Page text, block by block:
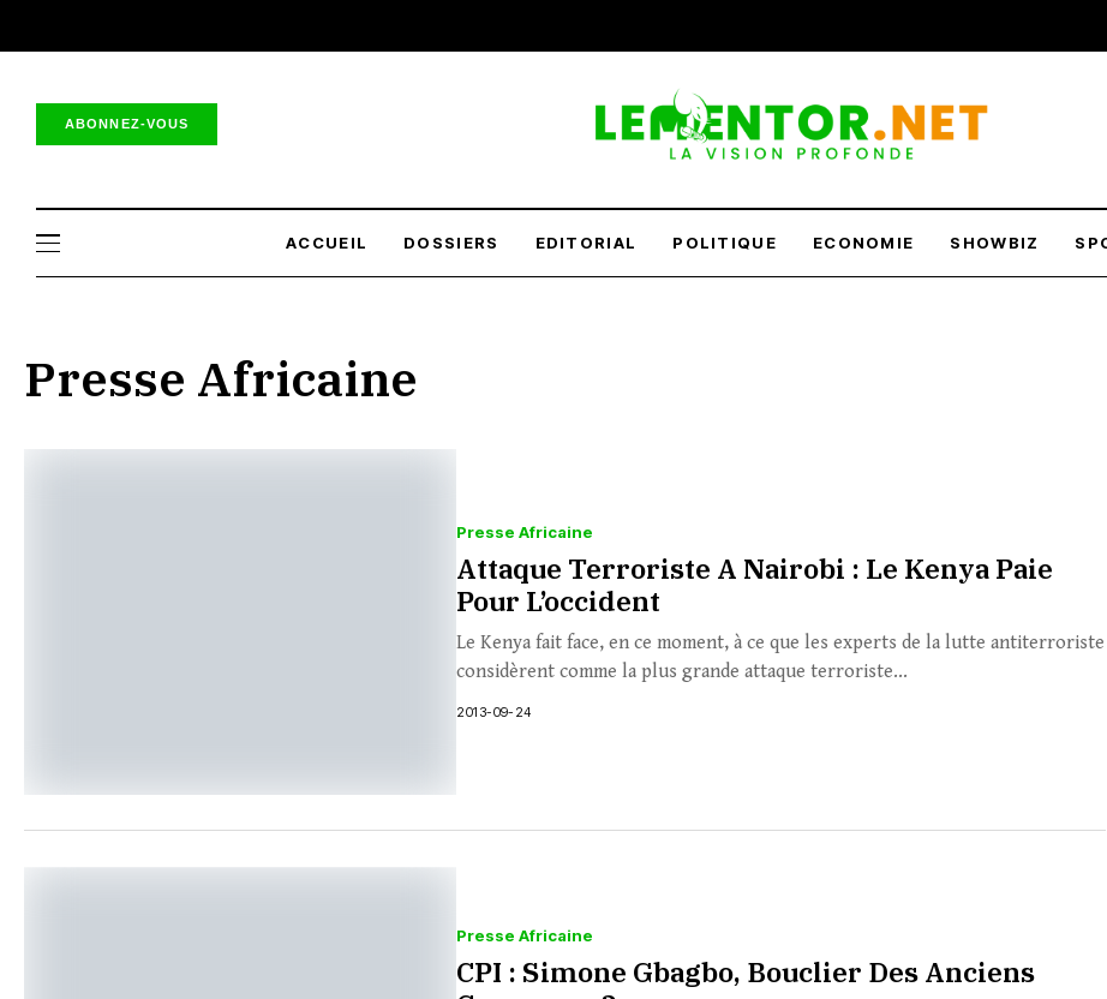
ABONNEZ-VOUS
ACCUEIL DOSSIERS EDITORIAL POLITIQUE ECONOMIE SHOWBIZ
Presse Africaine
Presse Africaine
Attaque Terroriste A Nairobi : Le Kenya Paie
Pour L’occident
Le Kenya fait face, en ce moment, à ce que les experts de la lutte antiterroriste
considèrent comme la plus grande attaque terroriste...
2013-09-24
Presse Africaine
CPI : Simone Gbagbo, Bouclier Des Anciens